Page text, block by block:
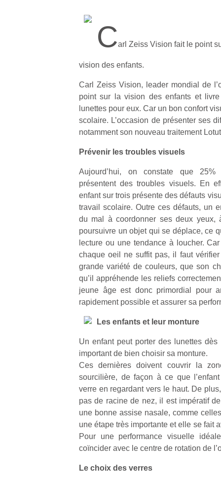
Carl Zeiss Vision fait le point
vision des enfants.
Carl Zeiss Vision, leader mondial de
point sur la vision des enfants et
lunettes pour eux. Car un bon confort
scolaire. L’occasion de présenter ses
notamment son nouveau traitement
Prévenir les troubles visuels
Aujourd’hui, on constate que
présentent des troubles visuels. En
enfant sur trois présente des défauts
travail scolaire. Outre ces défauts, un
du mal à coordonner ses deux yeux,
poursuivre un objet qui se déplace, ce
lecture ou une tendance à loucher.
chaque oeil ne suffit pas, il faut
grande variété de couleurs, que son
qu’il appréhende les reliefs
jeune âge est donc primordial pour
rapidement possible et assurer sa
Les enfants et leur monture
Un enfant peut porter des lunettes
important de bien choisir sa monture.
Ces dernières doivent couvrir la
sourcilière, de façon à ce que
verre en regardant vers le haut. De
pas de racine de nez, il est impératif
une bonne assise nasale, comme
une étape très importante et elle se fait
Pour une performance visuelle
coïncider avec le centre de rotation de
Le choix des verres